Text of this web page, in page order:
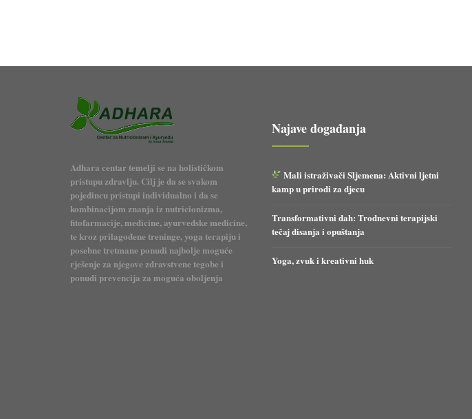
Adhara centar temelji se na holističkom
pristupu zdravlju. Cilj je da se svakom
pojedincu pristupi individualno i da se
kombinacijom znanja iz nutricionizma,
fitofarmacije, medicine, ayurvedske medicine,
te kroz prilagođene treninge, yoga terapiju i
posebne tretmane ponudi najbolje moguće
rješenje za njegove zdravstvene tegobe i
ponudi prevencija za moguća oboljenja
Najave događanja
Mali istraživači Sljemena: Aktivni ljetni
kamp u prirodi za djecu
Transformativni dah: Trodnevni terapijski
tečaj disanja i opuštanja
Yoga, zvuk i kreativni huk